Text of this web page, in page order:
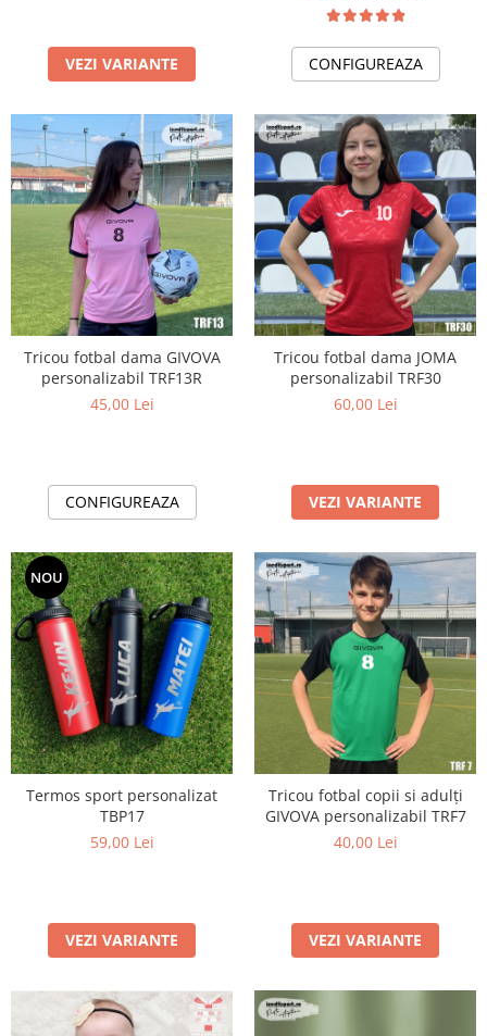
VEZI VARIANTE CONFIGUREAZA
Tricou fotbal dama GIVOVA
personalizabil TRF13R
45,00 Lei
CONFIGUREAZA
Tricou fotbal dama JOMA
personalizabil TRF30
60,00 Lei
VEZI VARIANTE
NOU
Termos sport personalizat
TBP17
59,00 Lei
VEZI VARIANTE
Tricou fotbal copii si adulți
GIVOVA personalizabil TRF7
40,00 Lei
VEZI VARIANTE